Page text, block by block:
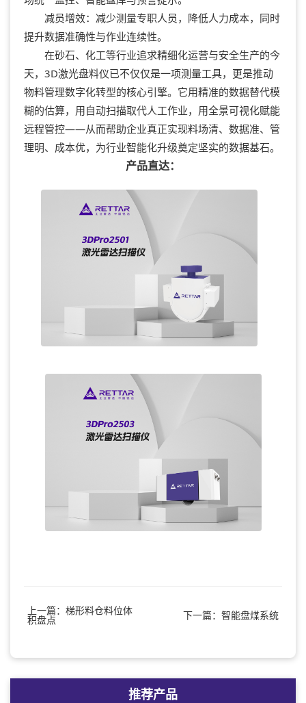
减员增效：减少测量专职人员，降低人力成本，同时
提升数据准确性与作业连续性。
在砂石、化工等行业追求精细化运营与安全生产的今
天，3D激光盘料仪已不仅仅是一项测量工具，更是推动
物料管理数字化转型的核心引擎。它用精准的数据替代模
糊的估算，用自动扫描取代人工作业，用全景可视化赋能
远程管控——从而帮助企业真正实现料场清、数据准、管
理明、成本优，为行业智能化升级奠定坚实的数据基石。
产品直达：
上一篇：梯形料仓料位体
积盘点 下一篇：智能盘煤系统
推荐产品